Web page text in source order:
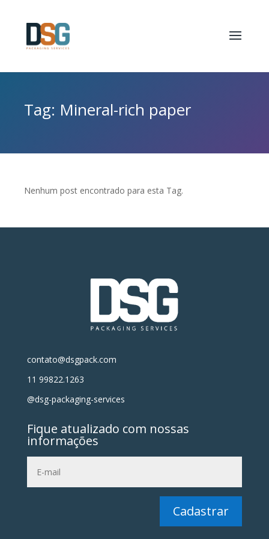
Tag: Mineral-rich paper
Nenhum post encontrado para esta Tag.
contato@dsgpack.com
11 99822.1263
@dsg-packaging-services
Fique atualizado com nossas
informações
Cadastrar